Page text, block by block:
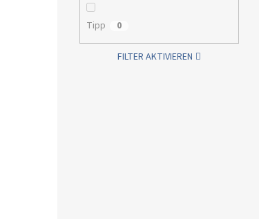
Tipp 0
FILTER AKTIVIEREN